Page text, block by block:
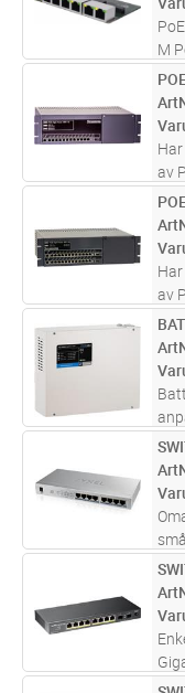
M
batt
ST
av
full
ST
av
full
ST
mer
ST
IP-
ST